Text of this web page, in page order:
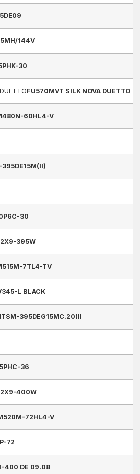
144V
30
FU570MVT SILK NOVA DUETTO
60HL4-V
30
395W
7TL4-TV
L BLACK
TSM-395DEG15MC.20(II
36
400W
72HL4-V
72
400 DE 09.08